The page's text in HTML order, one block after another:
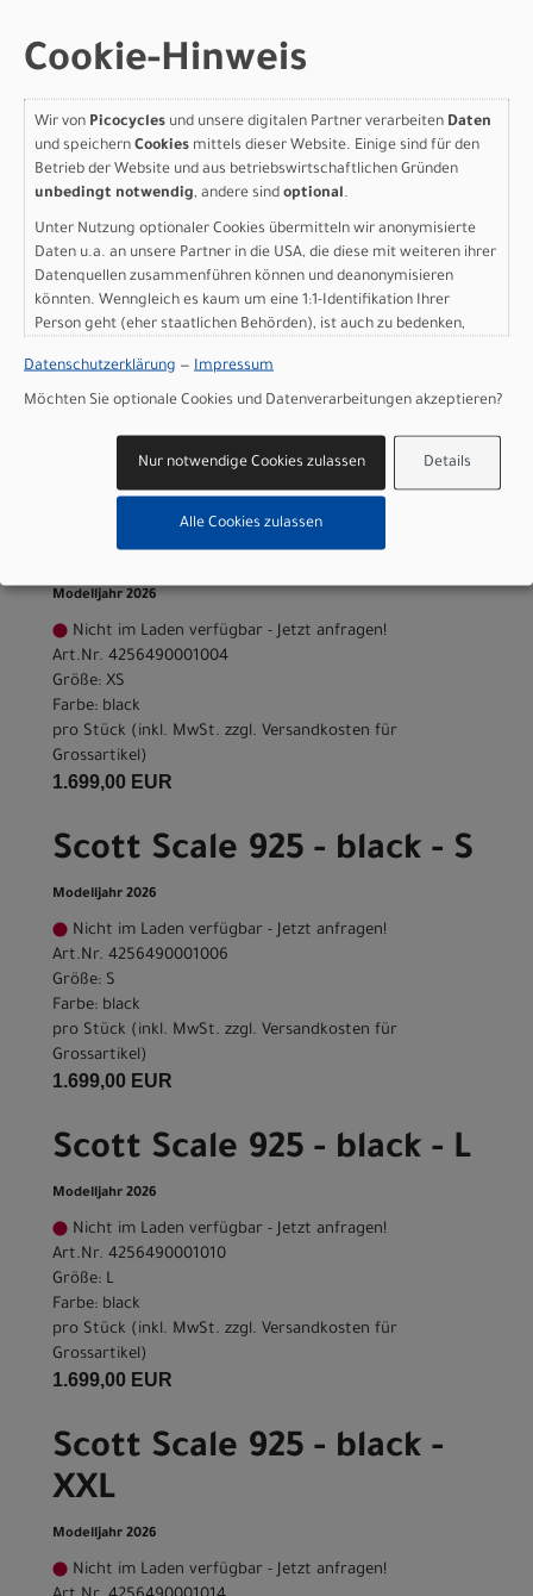
Varianten
Scott Scale 925 - black -
M
Modelljahr 2026
Nicht im Laden verfügbar - Jetzt anfragen!
Art.Nr. 4256490001008
Größe: M
Farbe: black
pro Stück (inkl. MwSt. zzgl. Versandkosten für
1.699,00 EUR
Scott Scale 925 - black -
Modelljahr 2026
Nicht im Laden verfügbar - Jetzt anfragen!
Art.Nr. 4256490001004
Größe: XS
Farbe: black
pro Stück (inkl. MwSt. zzgl. Versandkosten für
Grossartikel)
1.699,00 EUR
Scott Scale 925 - black - S
Modelljahr 2026
Nicht im Laden verfügbar - Jetzt anfragen!
Art.Nr. 4256490001006
Größe: S
Farbe: black
pro Stück (inkl. MwSt. zzgl. Versandkosten für
Grossartikel)
1.699,00 EUR
Scott Scale 925 - black - L
Modelljahr 2026
Nicht im Laden verfügbar - Jetzt anfragen!
Art.Nr. 4256490001010
Größe: L
Farbe: black
pro Stück (inkl. MwSt. zzgl. Versandkosten für
Grossartikel)
1.699,00 EUR
Scott Scale 925 - black -
XXL
Modelljahr 2026
Nicht im Laden verfügbar - Jetzt anfragen!
Cookie-Hinweis
Wir von Picocycles und unsere digitalen Partner verarbeiten Daten
und speichern Cookies mittels dieser Website. Einige sind für den
Betrieb der Website und aus betriebswirtschaftlichen Gründen
unbedingt notwendig, andere sind optional.
Unter Nutzung optionaler Cookies übermitteln wir anonymisierte
Daten u.a. an unsere Partner in die USA, die diese mit weiteren ihrer
Datenquellen zusammenführen können und deanonymisieren
könnten. Wenngleich es kaum um eine 1:1-Identifikation Ihrer
Person geht (eher staatlichen Behörden), ist auch zu bedenken,
sind wie bei uns in der Europäischen Union.
Datenschutzerklärung — Impressum
Möchten Sie optionale Cookies und Datenverarbeitungen akzeptieren?
Details
Nur notwendige Cookies zulassen
Alle Cookies zulassen